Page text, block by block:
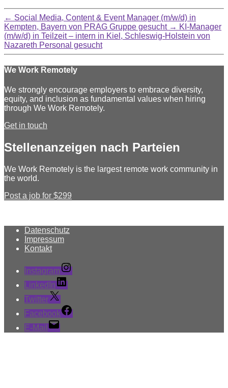
← Social Media, Content & Event Manager (m/w/d) in
Kempten, Bayern von PRAG Gruppe gesucht → KI-Manager
(m/w/d) in Teilzeit – intern in Kiel, Schleswig-Holstein von
Nazareth Personal gesucht
We Work Remotely
We strongly encourage employers to embrace diversity,
equity, and inclusion as fundamental values when hiring
through We Work Remotely.
Get in touch
Stellenanzeigen nach Parteien
We Work Remotely is the largest remote work community in
the world.
Post a job for $299
Datenschutz
Impressum
Kontakt
Instagram
LinkedIn
Twitter
Facebook
E-Mail